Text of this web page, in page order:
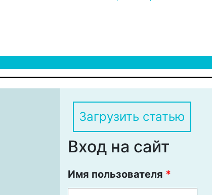
Загрузить статью
Вход на сайт
Имя пользователя *